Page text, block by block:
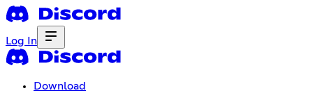
Log In
Download